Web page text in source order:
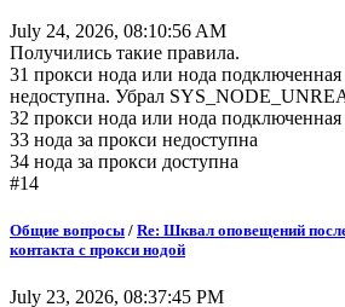
July 24, 2026, 08:10:56 AM
Получились такие правила.
31 прокси нода или нода подключенная
недоступна. Убрал
32 прокси нода или нода подключенная
33 нода за прокси недоступна
34 нода за прокси доступна
#14
Общие вопросы / Re: Шквал оповещений
контакта с прокси нодой
July 23, 2026, 08:37:45 PM